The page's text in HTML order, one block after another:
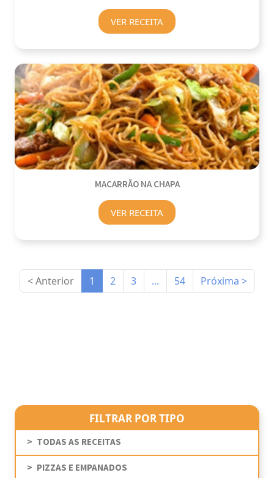
VER RECEITA
MACARRÃO NA CHAPA
VER RECEITA
< Anterior 1 2 3 ... 54 Próxima >
FILTRAR POR TIPO
TODAS AS RECEITAS
PIZZAS E EMPANADOS